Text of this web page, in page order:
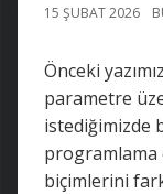
15 ŞUBAT 2026
Önceki
parametre
istediğimizde
programlama
biçimlerini